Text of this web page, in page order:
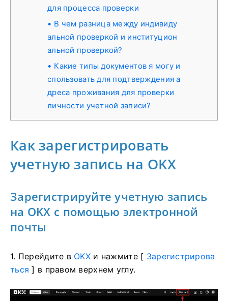
для процесса проверки
В чем разница между индивиду
альной проверкой и институцион
альной проверкой?
Какие типы документов я могу и
спользовать для подтверждения а
дреса проживания для проверки
личности учетной записи?
Как зарегистрировать
учетную запись на OKX
Зарегистрируйте учетную запись
на OKX с помощью электронной
почты
1. Перейдите в OKX и нажмите [ Зарегистрирова
ться ] в правом верхнем углу.